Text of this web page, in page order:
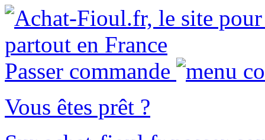
Passer commande
Vous êtes prêt ?